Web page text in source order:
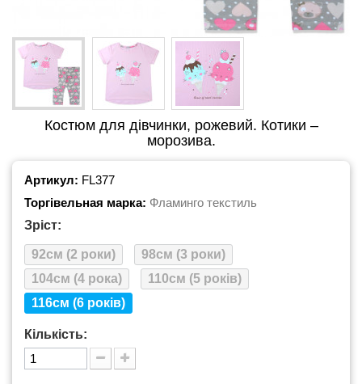
Костюм для дівчинки, рожевий. Котики –
морозива.
Артикул: FL377
Торгівельная марка: Фламинго текстиль
Зріст:
92см (2 роки)
98см (3 роки)
104см (4 рока)
110см (5 років)
116см (6 років)
Кількість: